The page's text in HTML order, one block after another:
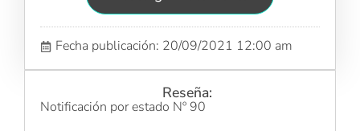
Fecha publicación: 20/09/2021 12:00 am
Reseña:
Notificación por estado Nº 90